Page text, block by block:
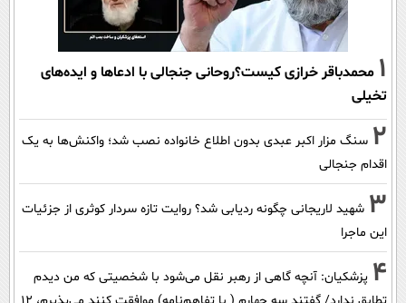
1 محمدباقر خرازی کیست؟روحانی جنجالی با ادعاها و ایده‌های
تخیلی
2 سنگ مزار اکبر عبدی بدون اطلاع خانواده نصب شد؛ واکنش‌ها به یک
اقدام جنجالی
3 شهید لاریجانی چگونه ردیابی شد؟ روایت تازه سردار کوثری از جزئیات
این ماجرا
4 پزشکیان‌: آنچه گاهی از رهبر نقل می‌شود با شخصیتی که من دیدم